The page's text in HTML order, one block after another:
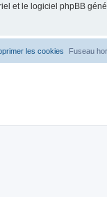
et le logiciel phpBB
Fuseau
les cookies